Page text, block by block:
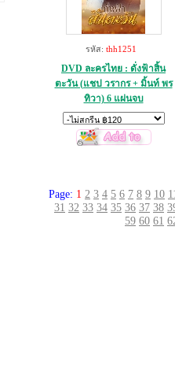
รหัส: thh1251
DVD ละครไทย : ดั่งฟ้าสิ้น
ตะวัน (แชป วรากร + มิ้นท์ พร
ทิวา) 6 แผ่นจบ
Page: 1 2 3 4 5 6 7 8 9 10
31 32 33 34 35 36 37 38
59 60 61